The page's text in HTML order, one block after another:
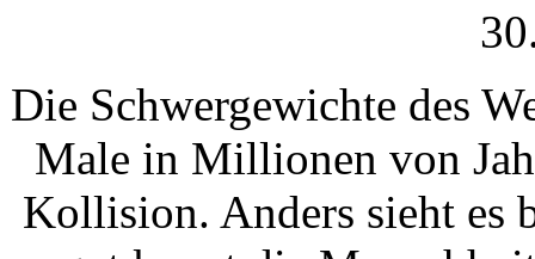
Die Schwergewichte des
Male in Millionen von
Kollision. Anders sieht es